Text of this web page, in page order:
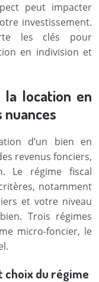
peut impacter
investissement.
les clés pour
en indivision et
la location en
nuances
d’un bien en
revenus fonciers,
Le régime fiscal
notamment
et votre niveau
Trois régimes
micro-foncier, le
choix du régime